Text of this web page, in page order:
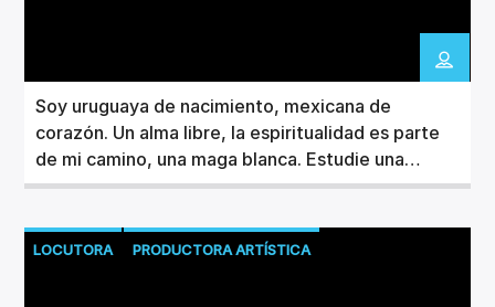
Soy uruguaya de nacimiento, mexicana de
corazón. Un alma libre, la espiritualidad es parte
de mi camino, una maga blanca. Estudie una
carrera humanística, melómana, amante de las
del arte desnudo y del bondage, me dedico a
LOCUTORA PRODUCTORA ARTÍSTICA